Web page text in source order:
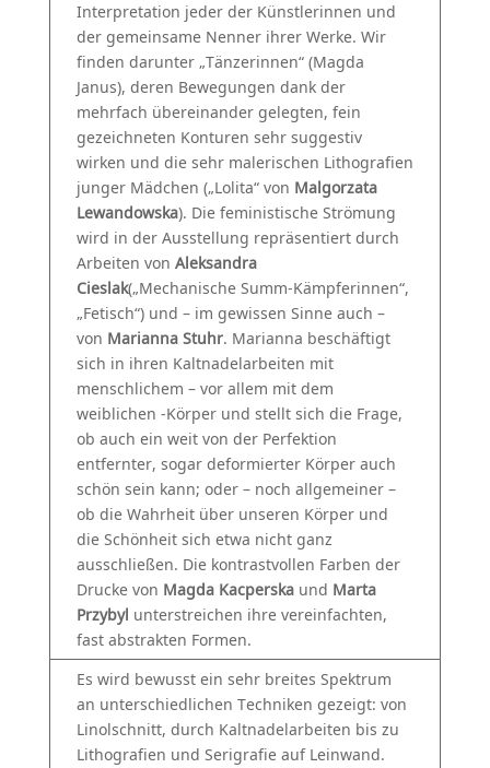
Interpretation jeder der Künstlerinnen und
der gemeinsame Nenner ihrer Werke. Wir
finden darunter „Tänzerinnen“ (Magda
Janus), deren Bewegungen dank der
mehrfach übereinander gelegten, fein
gezeichneten Konturen sehr suggestiv
wirken und die sehr malerischen Lithografien
junger Mädchen („Lolita“ von Malgorzata
Lewandowska). Die feministische Strömung
wird in der Ausstellung repräsentiert durch
Arbeiten von Aleksandra
Cieslak(„Mechanische Summ-Kämpferinnen“,
„Fetisch“) und – im gewissen Sinne auch –
von Marianna Stuhr. Marianna beschäftigt
sich in ihren Kaltnadelarbeiten mit
menschlichem – vor allem mit dem
weiblichen -Körper und stellt sich die Frage,
ob auch ein weit von der Perfektion
entfernter, sogar deformierter Körper auch
schön sein kann; oder – noch allgemeiner –
ob die Wahrheit über unseren Körper und
die Schönheit sich etwa nicht ganz
ausschließen. Die kontrastvollen Farben der
Drucke von Magda Kacperska und Marta
Przybyl unterstreichen ihre vereinfachten,
fast abstrakten Formen.
Es wird bewusst ein sehr breites Spektrum
an unterschiedlichen Techniken gezeigt: von
Linolschnitt, durch Kaltnadelarbeiten bis zu
Lithografien und Serigrafie auf Leinwand.